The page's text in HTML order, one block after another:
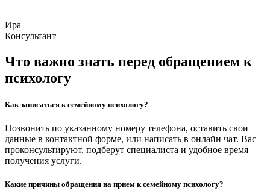
Ира
Консультант
Что важно знать перед обращением к
психологу
Как записаться к семейному психологу?
Позвонить по указанному номеру телефона, оставить свои
данные в контактной форме, или написать в онлайн чат. Вас
проконсультируют, подберут специалиста и удобное время
получения услуги.
Какие причины обращения на прием к семейному психологу?